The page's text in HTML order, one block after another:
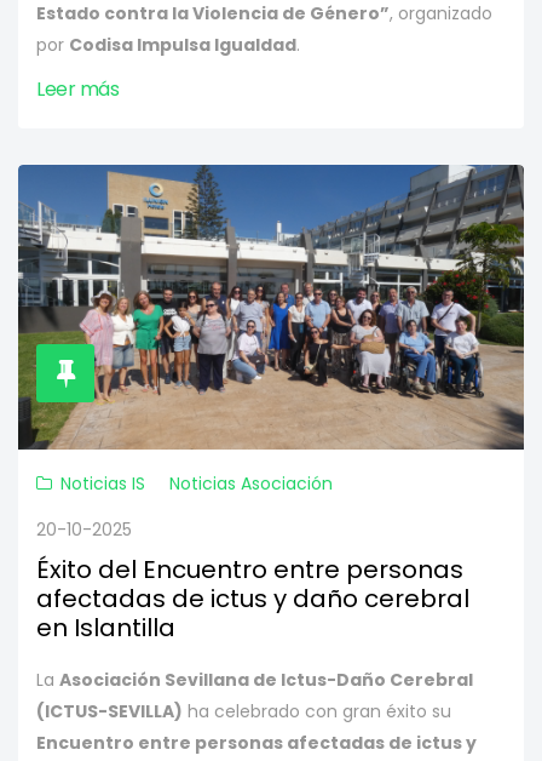
Estado contra la Violencia de Género”, organizado
por Codisa Impulsa Igualdad.
Leer más
Noticias IS
Noticias Asociación
20-10-2025
Éxito del Encuentro entre personas
afectadas de ictus y daño cerebral
en Islantilla
La Asociación Sevillana de Ictus-Daño Cerebral
(ICTUS-SEVILLA) ha celebrado con gran éxito su
Encuentro entre personas afectadas de ictus y